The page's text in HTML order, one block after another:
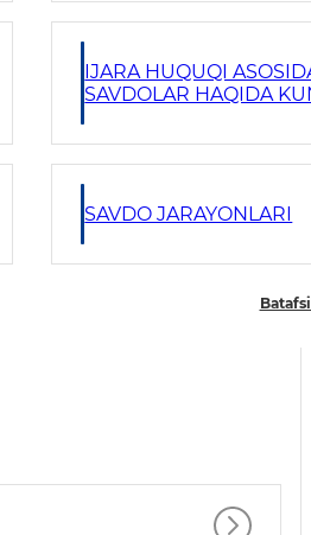
IJARA HUQUQI
SAVDOLAR HAQIDA
SAVDO JARAYONLARI
Batafsil